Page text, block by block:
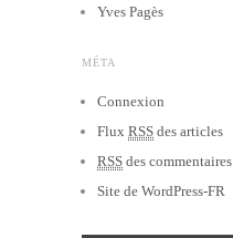
Yves Pagès
MÉTA
Connexion
Flux RSS des articles
RSS des commentaires
Site de WordPress-FR